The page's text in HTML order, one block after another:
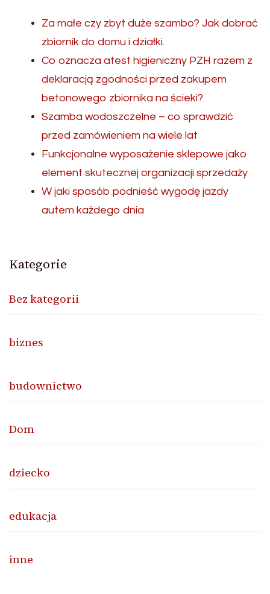
Za małe czy zbyt duże szambo? Jak dobrać
zbiornik do domu i działki.
Co oznacza atest higieniczny PZH razem z
deklaracją zgodności przed zakupem
betonowego zbiornika na ścieki?
Szamba wodoszczelne – co sprawdzić
przed zamówieniem na wiele lat
Funkcjonalne wyposażenie sklepowe jako
element skutecznej organizacji sprzedaży
W jaki sposób podnieść wygodę jazdy
autem każdego dnia
Kategorie
Bez kategorii
biznes
budownictwo
Dom
dziecko
edukacja
inne